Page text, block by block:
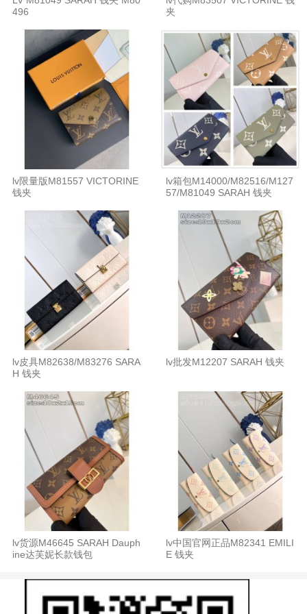
496
夹
lv限量版M81557 VICTORINE
钱夹
lv箱包M14000/M82516/M127
57/M81049 SARAH 钱夹
lv皮具M82638/M83276 SARA
H 钱夹
lv批发M12207 SARAH 钱夹
lv货源M46645 SARAH Dauph
ine达芙妮长款钱包
lv中国官网正品M82341 EMILI
E 钱夹